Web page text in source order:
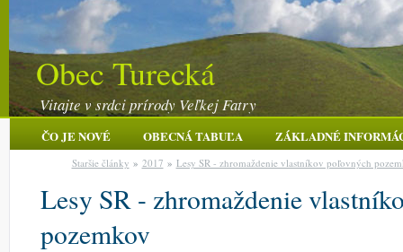
Obec Turecká
Vitajte v srdci prírody Veľkej Fatry
ČO JE NOVÉ OBECNÁ TABUĽA ZÁKLADNÉ
Lesy SR - zhromaždenie
pozemkov
Staršie články » 2017 » Lesy SR - zhromaždenie vlastníkov poľovných